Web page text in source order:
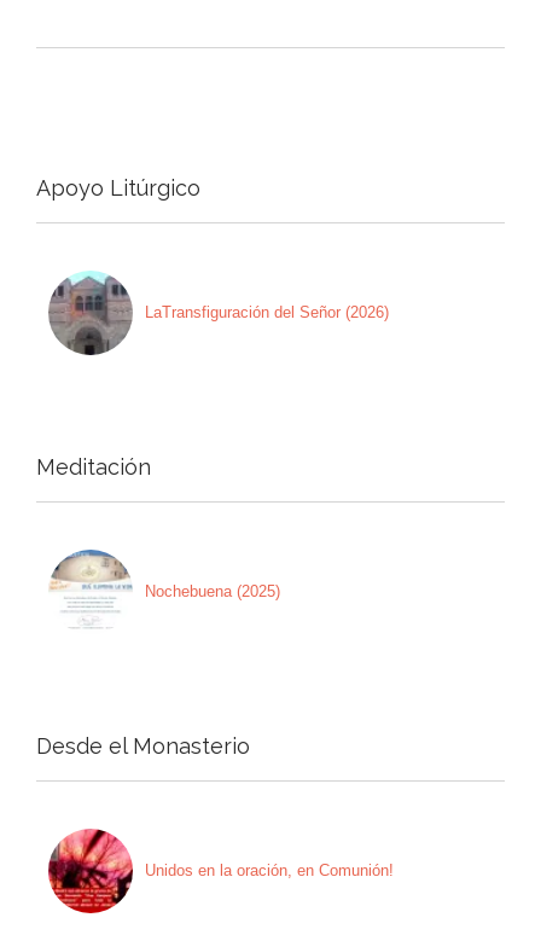
Apoyo Litúrgico
LaTransfiguración del Señor (2026)
Meditación
Nochebuena (2025)
Desde el Monasterio
Unidos en la oración, en Comunión!